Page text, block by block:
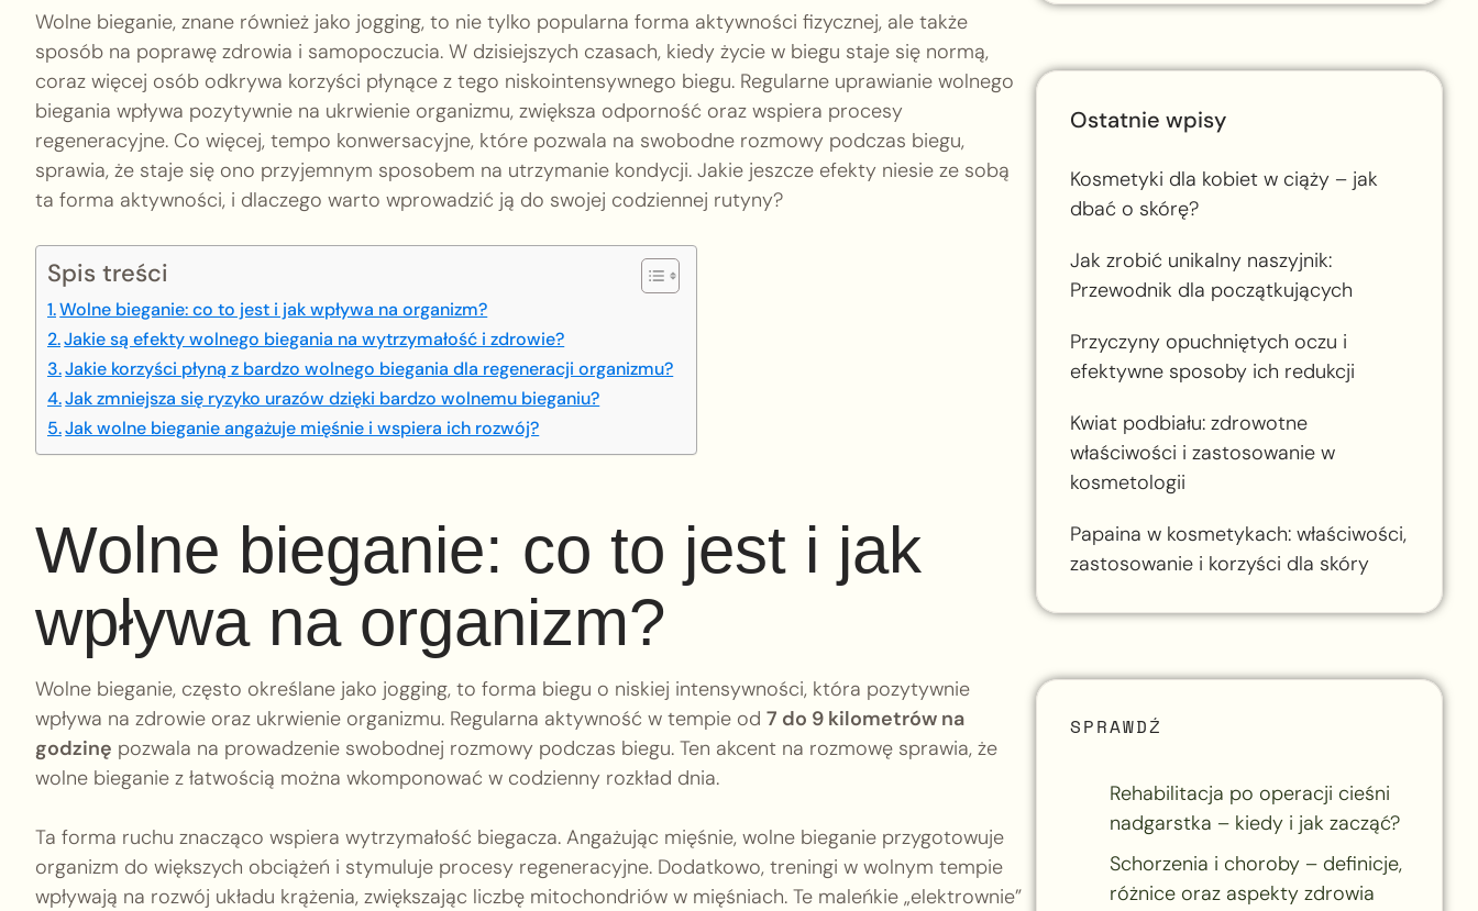
Wolne bieganie, znane również jako jogging, to nie tylko popularna forma aktywności fizycznej, ale także
sposób na poprawę zdrowia i samopoczucia. W dzisiejszych czasach, kiedy życie w biegu staje się normą,
coraz więcej osób odkrywa korzyści płynące z tego niskointensywnego biegu. Regularne uprawianie wolnego
biegania wpływa pozytywnie na ukrwienie organizmu, zwiększa odporność oraz wspiera procesy
regeneracyjne. Co więcej, tempo konwersacyjne, które pozwala na swobodne rozmowy podczas biegu,
sprawia, że staje się ono przyjemnym sposobem na utrzymanie kondycji. Jakie jeszcze efekty niesie ze sobą
ta forma aktywności, i dlaczego warto wprowadzić ją do swojej codziennej rutyny?
Spis treści
Wolne bieganie: co to jest i jak wpływa na organizm?
Jakie są efekty wolnego biegania na wytrzymałość i zdrowie?
Jakie korzyści płyną z bardzo wolnego biegania dla regeneracji organizmu?
Jak zmniejsza się ryzyko urazów dzięki bardzo wolnemu bieganiu?
Jak wolne bieganie angażuje mięśnie i wspiera ich rozwój?
Wolne bieganie: co to jest i jak
wpływa na organizm?
Wolne bieganie, często określane jako jogging, to forma biegu o niskiej intensywności, która pozytywnie
wpływa na zdrowie oraz ukrwienie organizmu. Regularna aktywność w tempie od 7 do 9 kilometrów na
godzinę pozwala na prowadzenie swobodnej rozmowy podczas biegu. Ten akcent na rozmowę sprawia, że
wolne bieganie z łatwością można wkomponować w codzienny rozkład dnia.
Ta forma ruchu znacząco wspiera wytrzymałość biegacza. Angażując mięśnie, wolne bieganie przygotowuje
organizm do większych obciążeń i stymuluje procesy regeneracyjne. Dodatkowo, treningi w wolnym tempie
wpływają na rozwój układu krążenia, zwiększając liczbę mitochondriów w mięśniach. Te maleńkie „elektrownie”
Ostatnie wpisy
Kosmetyki dla kobiet w ciąży – jak
dbać o skórę?
Jak zrobić unikalny naszyjnik:
Przewodnik dla początkujących
Przyczyny opuchniętych oczu i
efektywne sposoby ich redukcji
Kwiat podbiału: zdrowotne
właściwości i zastosowanie w
kosmetologii
Papaina w kosmetykach: właściwości,
zastosowanie i korzyści dla skóry
SPRAWDŹ
Rehabilitacja po operacji cieśni
nadgarstka – kiedy i jak zacząć?
Schorzenia i choroby – definicje,
różnice oraz aspekty zdrowia